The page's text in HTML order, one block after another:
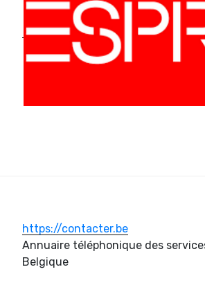
https://contacter.be
Annuaire téléphonique des
Belgique